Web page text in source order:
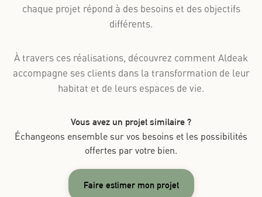
chaque projet répond à des besoins et des objectifs
différents.
À travers ces réalisations, découvrez comment Aldeak
accompagne ses clients dans la transformation de leur
habitat et de leurs espaces de vie.
Vous avez un projet similaire ?
Échangeons ensemble sur vos besoins et les possibilités
offertes par votre bien.
Faire estimer mon projet